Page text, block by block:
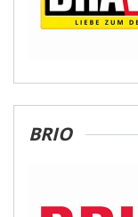
BRIO